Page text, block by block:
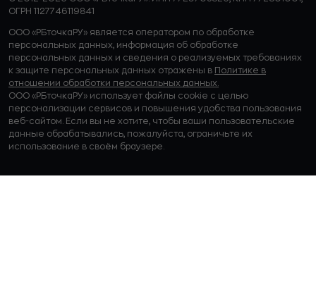
ОГРН 1127746119841
ООО «РБточкаРУ» является оператором по обработке
персональных данных, информация об обработке
персональных данных и сведения о реализуемых требованиях
к защите персональных данных отражены в Политике в
отношении обработки персональных данных.
ООО «РБточкаРУ» использует файлы cookie с целью
персонализации сервисов и повышения удобства пользования
веб-сайтом. Если вы не хотите, чтобы ваши пользовательские
данные обрабатывались, пожалуйста, ограничьте их
использование в своём браузере.